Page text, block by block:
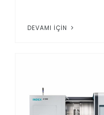
DEVAMI İÇIN